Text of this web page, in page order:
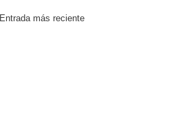
Entrada más reciente